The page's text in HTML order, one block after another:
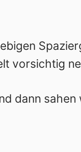
vorsichtig
dann sahen